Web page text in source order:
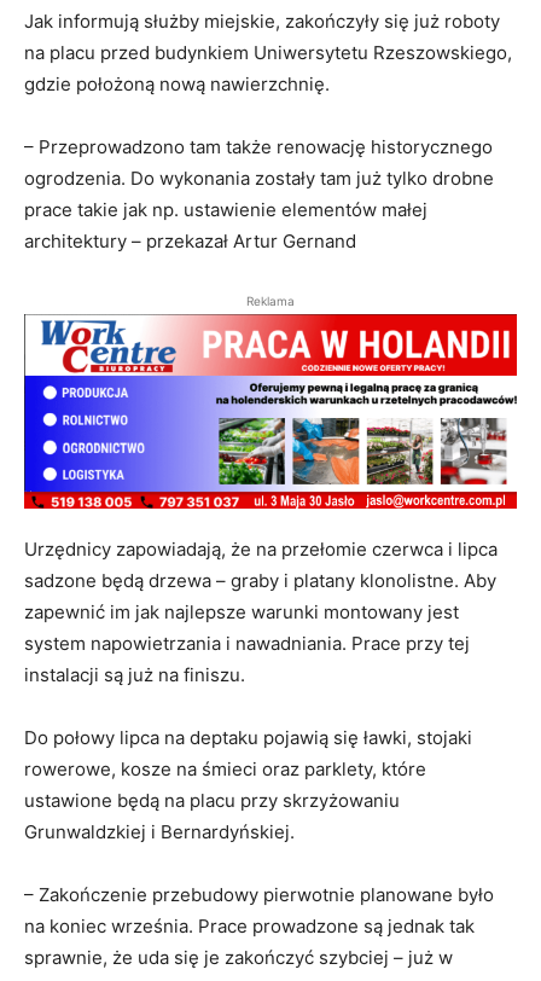
Jak informują służby miejskie, zakończyły się już roboty
na placu przed budynkiem Uniwersytetu Rzeszowskiego,
gdzie położoną nową nawierzchnię.
– Przeprowadzono tam także renowację historycznego
ogrodzenia. Do wykonania zostały tam już tylko drobne
prace takie jak np. ustawienie elementów małej
architektury – przekazał Artur Gernand
Reklama
Urzędnicy zapowiadają, że na przełomie czerwca i lipca
sadzone będą drzewa – graby i platany klonolistne. Aby
zapewnić im jak najlepsze warunki montowany jest
system napowietrzania i nawadniania. Prace przy tej
instalacji są już na finiszu.
Do połowy lipca na deptaku pojawią się ławki, stojaki
rowerowe, kosze na śmieci oraz parklety, które
ustawione będą na placu przy skrzyżowaniu
Grunwaldzkiej i Bernardyńskiej.
– Zakończenie przebudowy pierwotnie planowane było
na koniec września. Prace prowadzone są jednak tak
sprawnie, że uda się je zakończyć szybciej – już w